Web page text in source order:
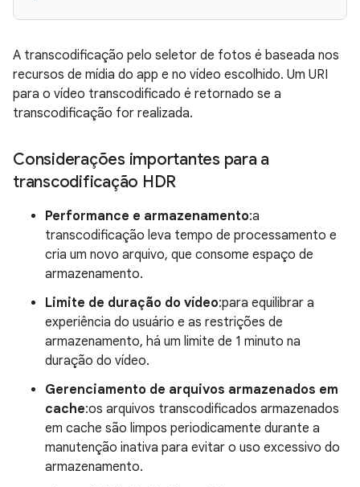
A transcodificação pelo seletor de fotos é baseada nos
recursos de mídia do app e no vídeo escolhido. Um URI
para o vídeo transcodificado é retornado se a
transcodificação for realizada.
Considerações importantes para a
transcodificação HDR
Performance e armazenamento:a
transcodificação leva tempo de processamento e
cria um novo arquivo, que consome espaço de
armazenamento.
Limite de duração do vídeo:para equilibrar a
experiência do usuário e as restrições de
armazenamento, há um limite de 1 minuto na
duração do vídeo.
Gerenciamento de arquivos armazenados em
cache:os arquivos transcodificados armazenados
em cache são limpos periodicamente durante a
manutenção inativa para evitar o uso excessivo do
armazenamento.